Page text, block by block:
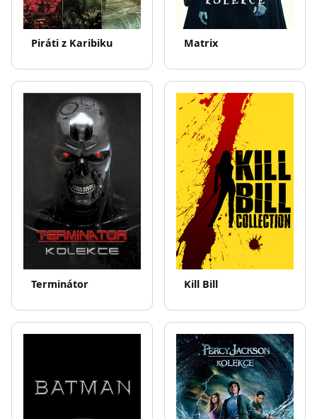
Piráti z Karibiku Matrix
Terminátor Kill Bill